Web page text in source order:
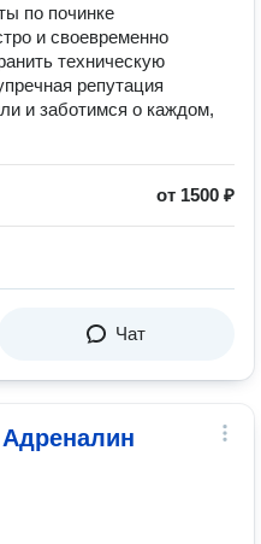
по починке
и своевременно
техническую
репутация
и заботимся о каждом,
от 1500 ₽
Чат